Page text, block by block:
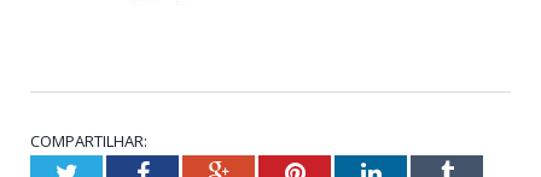
COMPARTILHAR:
TwitterFacebookGoogle+PinterestLinkedInTumblr